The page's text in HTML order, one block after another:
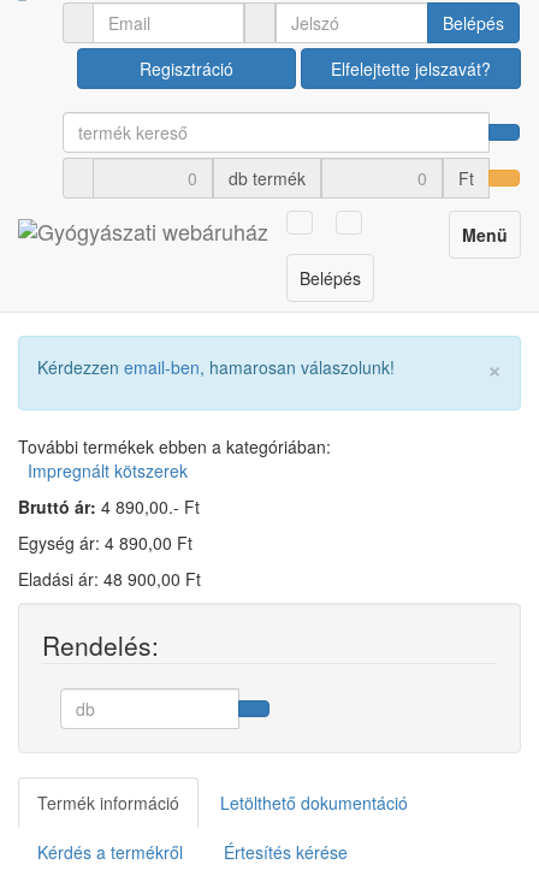
Belépés
Regisztráció
Elfelejtette jelszavát?
db termék Ft
Toggle
navigation
Menü
Belépés
Kötszerek, sebellátás Impregnált kötszerek
Resposorb Silicone
20x25cm
Cikkszám: U00033748
×
Kérdezzen email-ben, hamarosan válaszolunk!
További termékek ebben a kategóriában:
Impregnált kötszerek
Bruttó ár: 4 890,00.- Ft
Egység ár: 4 890,00 Ft
Eladási ár: 48 900,00 Ft
Rendelés:
Termék információ Letölthető dokumentáció
Kérdés a termékről
Értesítés kérése